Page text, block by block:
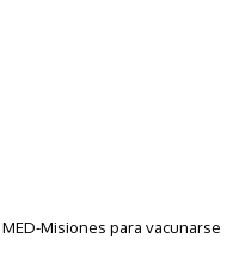
Misiones para vacunarse